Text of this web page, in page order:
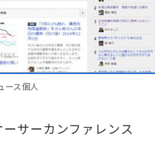
ース個人
サーカンファレンス